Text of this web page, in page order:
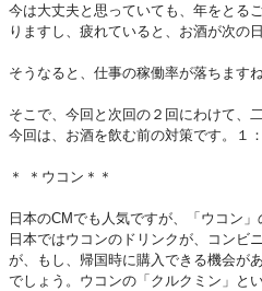
今は大丈夫と思っていても、年をとる
りますし、疲れていると、お酒が次の
そうなると、仕事の稼働率が落ちますね
そこで、今回と次回の２回にわけて、
今回は、お酒を飲む前の対策です。１
＊ ＊ウコン＊＊
日本のCMでも人気ですが、「ウコン」
日本ではウコンのドリンクが、コンビ
が、もし、帰国時に購入できる機会が
でしょう。ウコンの「クルクミン」と